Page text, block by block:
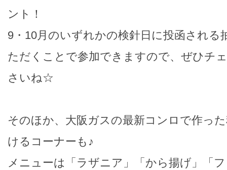
ント！
9・10月のいずれかの検針日に投函される
ただくことで参加できますので、ぜひチ
さいね☆
そのほか、大阪ガスの最新コンロで作っ
けるコーナーも♪
メニューは「ラザニア」「から揚げ」「